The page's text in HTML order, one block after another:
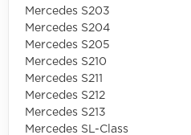
Mercedes S203
Mercedes S204
Mercedes S205
Mercedes S210
Mercedes S211
Mercedes S212
Mercedes S213
Mercedes SL-Class